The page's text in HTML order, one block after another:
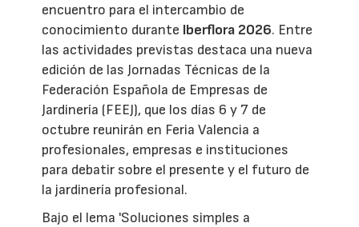
encuentro para el intercambio de
conocimiento durante Iberflora 2026. Entre
las actividades previstas destaca una nueva
edición de las Jornadas Técnicas de la
Federación Española de Empresas de
Jardinería (FEEJ), que los días 6 y 7 de
octubre reunirán en Feria Valencia a
profesionales, empresas e instituciones
para debatir sobre el presente y el futuro de
la jardinería profesional.
Bajo el lema 'Soluciones simples a